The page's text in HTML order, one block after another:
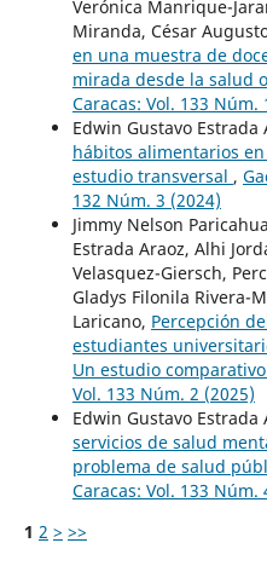
Verónica Manrique-
Miranda, César
en una muestra de
mirada desde la salud
Caracas: Vol. 133 Núm.
Edwin Gustavo Estrada
hábitos alimentarios
estudio transversal ,
132 Núm. 3 (2024)
Jimmy Nelson
Estrada Araoz, Alhi
Velasquez-Giersch,
Gladys Filonila Rivera-
Laricano, Percepción
estudiantes
Un estudio comparativo
Vol. 133 Núm. 2 (2025)
Edwin Gustavo Estrada
servicios de salud
problema de salud
Caracas: Vol. 133 Núm.
1 2 > >>